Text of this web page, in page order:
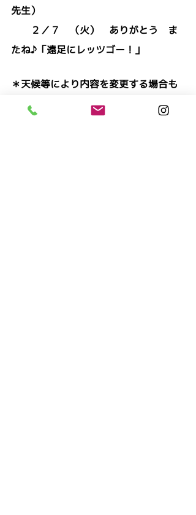
先生）
２／７　（火）　ありがとう　ま
たね♪「遠足にレッツゴー！」
＊天候等により内容を変更する場合も
あります。詳細は園にお尋ねくださ